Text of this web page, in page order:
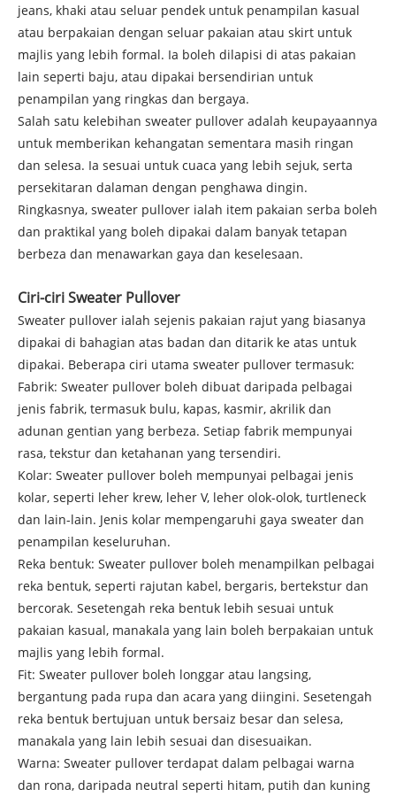
jeans, khaki atau seluar pendek untuk penampilan kasual
atau berpakaian dengan seluar pakaian atau skirt untuk
majlis yang lebih formal. Ia boleh dilapisi di atas pakaian
lain seperti baju, atau dipakai bersendirian untuk
penampilan yang ringkas dan bergaya.
Salah satu kelebihan sweater pullover adalah keupayaannya
untuk memberikan kehangatan sementara masih ringan
dan selesa. Ia sesuai untuk cuaca yang lebih sejuk, serta
persekitaran dalaman dengan penghawa dingin.
Ringkasnya, sweater pullover ialah item pakaian serba boleh
dan praktikal yang boleh dipakai dalam banyak tetapan
berbeza dan menawarkan gaya dan keselesaan.
Ciri-ciri Sweater Pullover
Sweater pullover ialah sejenis pakaian rajut yang biasanya
dipakai di bahagian atas badan dan ditarik ke atas untuk
dipakai. Beberapa ciri utama sweater pullover termasuk:
Fabrik: Sweater pullover boleh dibuat daripada pelbagai
jenis fabrik, termasuk bulu, kapas, kasmir, akrilik dan
adunan gentian yang berbeza. Setiap fabrik mempunyai
rasa, tekstur dan ketahanan yang tersendiri.
Kolar: Sweater pullover boleh mempunyai pelbagai jenis
kolar, seperti leher krew, leher V, leher olok-olok, turtleneck
dan lain-lain. Jenis kolar mempengaruhi gaya sweater dan
penampilan keseluruhan.
Reka bentuk: Sweater pullover boleh menampilkan pelbagai
reka bentuk, seperti rajutan kabel, bergaris, bertekstur dan
bercorak. Sesetengah reka bentuk lebih sesuai untuk
pakaian kasual, manakala yang lain boleh berpakaian untuk
majlis yang lebih formal.
Fit: Sweater pullover boleh longgar atau langsing,
bergantung pada rupa dan acara yang diingini. Sesetengah
reka bentuk bertujuan untuk bersaiz besar dan selesa,
manakala yang lain lebih sesuai dan disesuaikan.
Warna: Sweater pullover terdapat dalam pelbagai warna
dan rona, daripada neutral seperti hitam, putih dan kuning